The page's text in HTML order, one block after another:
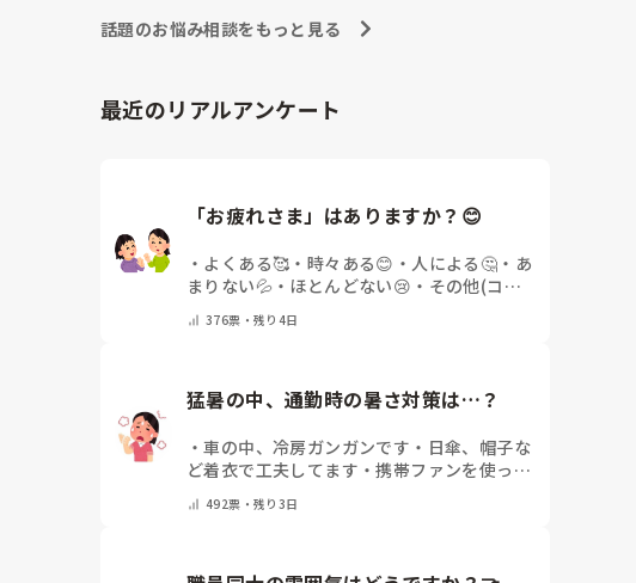
話題のお悩み相談をもっと見る
最近のリアルアンケート
「お疲れさま」はありますか？😊
・ よくある🥰 ・ 時々ある😊 ・ 人による🤔 ・ あ
まりない💦 ・ ほとんどない😢 ・ その他(コメ
376票・残り4日
猛暑の中、通勤時の暑さ対策は…？
・車の中、冷房ガンガンです ・ 日傘、帽子な
ど着衣で工夫してます ・携帯ファンを使って
対策はしていません
492票・残り3日